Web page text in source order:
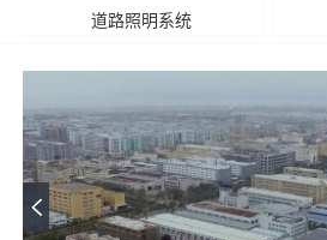
道路照明系统